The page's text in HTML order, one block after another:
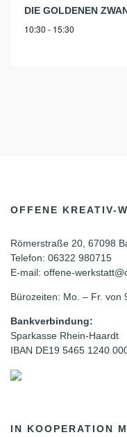
12
sep.
DIE GOLDENEN
10:30 - 15:30
OFFENE KREATIV-
Römerstraße 20, 67098
Telefon: 06322 980715
E-mail: offene-
Bürozeiten: Mo. – Fr. von
Bankverbindung:
Sparkasse Rhein-Haardt
IBAN DE19 5465 1240
IN KOOPERATION